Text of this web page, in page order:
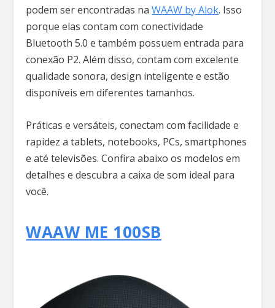
podem ser encontradas naWAAW by Alok. Isso
porque elas contam com conectividade
Bluetooth 5.0 e também possuem entrada para
conexão P2. Além disso, contam com excelente
qualidade sonora, design inteligente e estão
disponíveis em diferentes tamanhos.
Práticas e versáteis, conectam com facilidade e
rapidez a tablets, notebooks, PCs, smartphones
e até televisões. Confira abaixo os modelos em
detalhes e descubra a caixa de som ideal para
você.
WAAW ME 100SB